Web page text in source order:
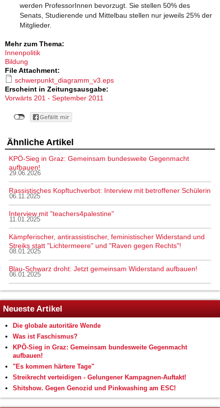
werden ProfessorInnen bevorzugt. Sie stellen 50% des
Senats, Studierende und Mittelbau stellen nur jeweils 25% der
Mitglieder.
Mehr zum Thema:
Innenpolitik
Bildung
File Attachment:
schwerpunkt_diagramm_v3.eps
Erscheint in Zeitungsausgabe:
Vorwärts 201 - September 2011
Ähnliche Artikel
KPÖ-Sieg in Graz: Gemeinsam bundesweite Gegenmacht
aufbauen!
29.06.2026
Rassistisches Kopftuchverbot: Interview mit betroffener Schülerin
06.11.2025
Interview mit "teachers4palestine"
11.01.2025
Kämpferischer, antirassistischer, feministischer Widerstand und
Streiks statt "Lichtermeere" und "Raven gegen Rechts"!
08.01.2025
Blau-Schwarz droht: Jetzt gemeinsam Widerstand aufbauen!
06.01.2025
Neueste Artikel
Die globale autoritäre Wende
Was ist Faschismus?
KPÖ-Sieg in Graz: Gemeinsam bundesweite Gegenmacht
aufbauen!
"Es kommen härtere Tage"
Streikrecht verteidigen - Gelungener Kampagnen-Auftakt!
Shitshow. Gegen Genozid und Pinkwashing am ESC!